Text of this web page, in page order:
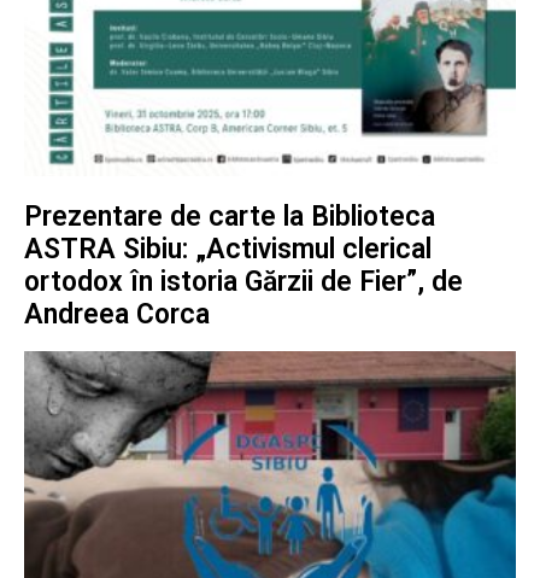
Prezentare de carte la Biblioteca
ASTRA Sibiu: „Activismul clerical
ortodox în istoria Gărzii de Fier”, de
Andreea Corca